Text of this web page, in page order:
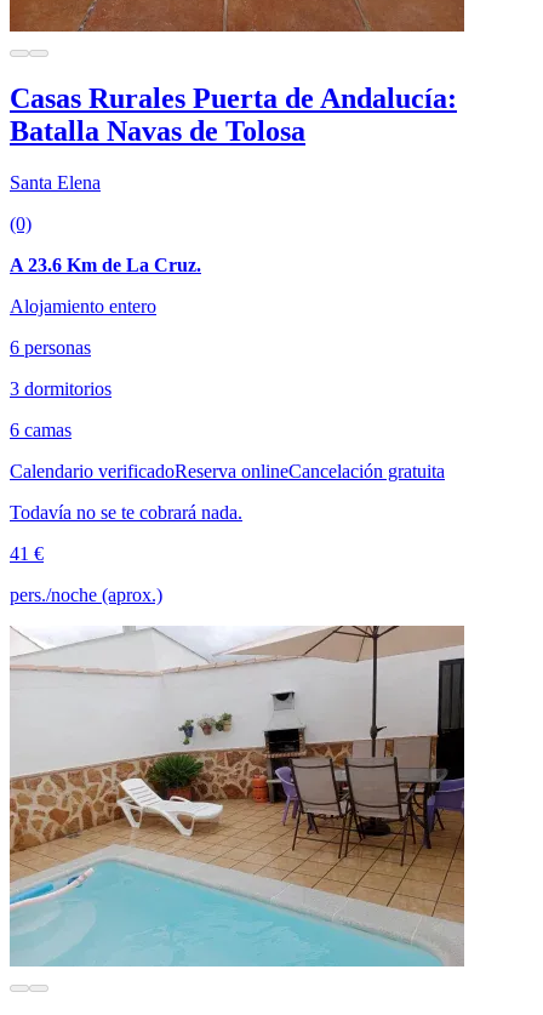
Casas Rurales Puerta de Andalucía:
Batalla Navas de Tolosa
Santa Elena
(0)
A 23.6 Km de La Cruz.
Alojamiento entero
6 personas
3 dormitorios
6 camas
Calendario verificadoReserva onlineCancelación gratuita
Todavía no se te cobrará nada.
41 €
pers./noche (aprox.)